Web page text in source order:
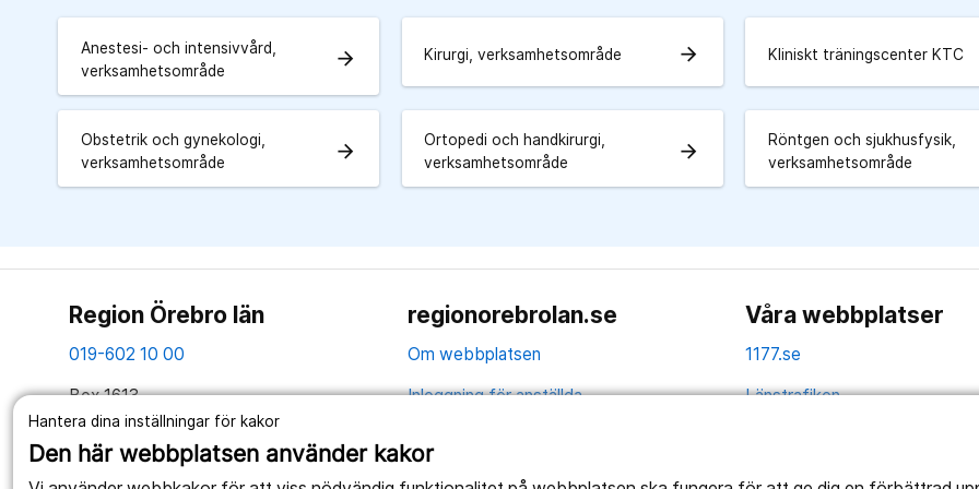
Hantera dina inställningar för kakor
Den här webbplatsen använder kakor
Anestesi- och intensivvård,
verksamhetsområde
arrow_forward Kirurgi, verksamhetsområde arrow_forward Kliniskt träningscenter KTC
Obstetrik och gynekologi,
verksamhetsområde
arrow_forward
Ortopedi och handkirurgi,
verksamhetsområde
arrow_forward
Röntgen och sjukhusfysik,
verksamhetsområde
Region Örebro län
019-602 10 00
Box 1613
701 16 Örebro
Tillsammans skapar vi ett bättre liv
regionorebrolan.se
Om webbplatsen
Inloggning för anställda
Webbplatsens tillgänglighet
Våra webbplatser
1177.se
Länstrafiken